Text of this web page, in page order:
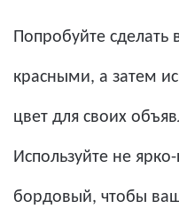
Попробуйте сделать
красными, а затем
цвет для своих
Используйте не
бордовый, чтобы